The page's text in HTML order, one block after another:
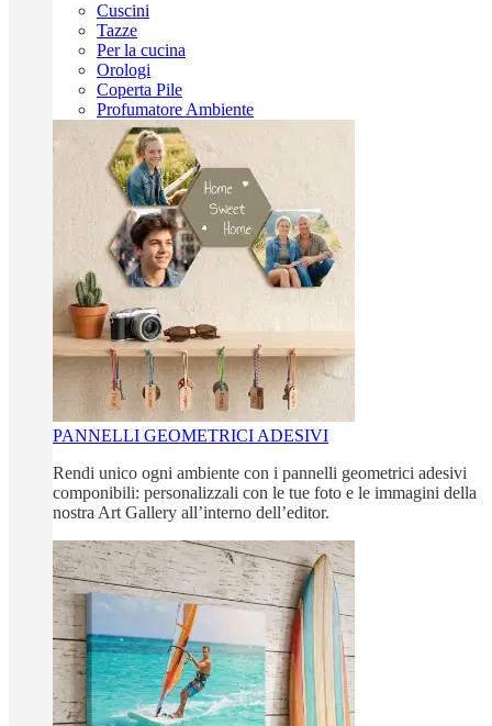
Cuscini
Tazze
Per la cucina
Orologi
Coperta Pile
Profumatore Ambiente
PANNELLI GEOMETRICI ADESIVI
Rendi unico ogni ambiente con i pannelli geometrici adesivi
componibili: personalizzali con le tue foto e le immagini della
nostra Art Gallery all’interno dell’editor.